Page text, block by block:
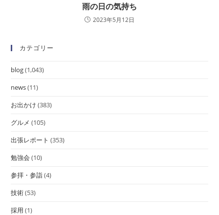
雨の日の気持ち
2023年5月12日
カテゴリー
blog(1,043)
news(11)
お出かけ (383)
グルメ (105)
出張レポート (353)
勉強会 (10)
参拝・参詣(4)
技術(53)
採用 (1)